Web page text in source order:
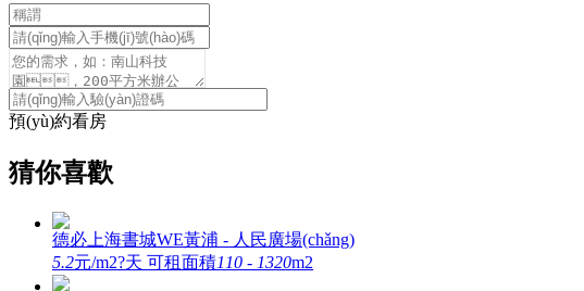
預(yù)約看房
猜你喜歡
德必上海書城WE黃浦 - 人民廣場(chǎng)
5.2元/m2?天 可租面積110 - 1320m2